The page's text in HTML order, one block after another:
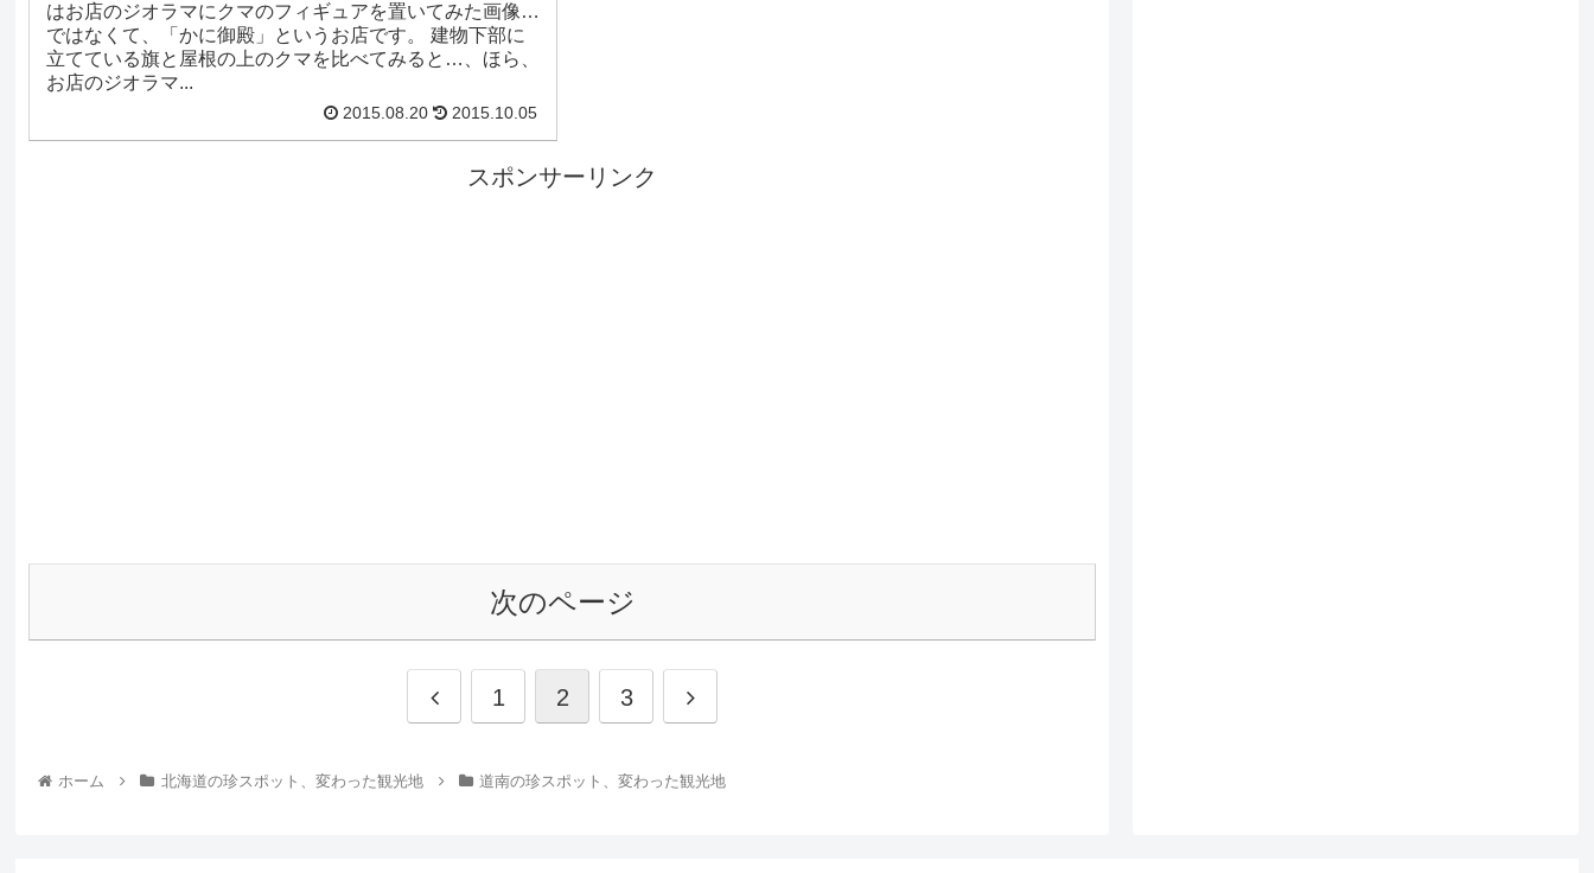
はお店のジオラマにクマのフィギュアを置いてみた画像…
ではなくて、「かに御殿」というお店です。 建物下部に
立てている旗と屋根の上のクマを比べてみると…、ほら、
お店のジオラマ...
2015.08.20 2015.10.05
スポンサーリンク
次のページ
1 2 3
ホーム 北海道の珍スポット、変わった観光地 道南の珍スポット、変わった観光地